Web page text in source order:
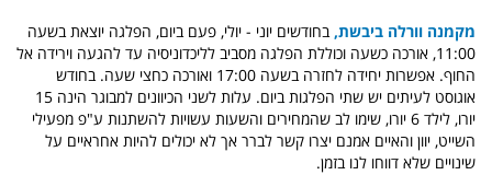
מקמנה וורלה ביבשת,בחודשים יוני - יולי, פעם ביום, הפלגה יוצאת בשעה
11:00, אורכה כשעה וכוללת הפלגה מסביב לליכדוניסיה עד להגעה וירידה אל
החוף. אפשרות יחידה לחזרה בשעה 17:00 ואורכה כחצי שעה. בחודש
אוגוסט לעיתים יש שתי הפלגות ביום. עלות לשני הכיוונים למבוגר הינה 15
יורו, לילד 6 יורו, שימו לב שהמחירים והשעות עשויות להשתנות ע"פ מפעילי
השייט, יוון והאיים אמנם יצרו קשר לברר אך לא יכולים להיות אחראיים על
שינויים שלא דווחו לנו בזמן.